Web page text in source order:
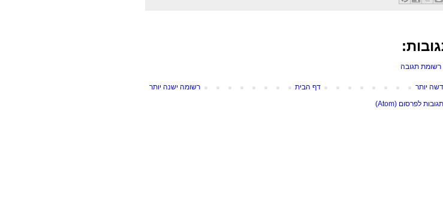
רשומת תגובה
יותר רשומה ישנה יותר
דף הבית
תגובות לפרסום (Atom)